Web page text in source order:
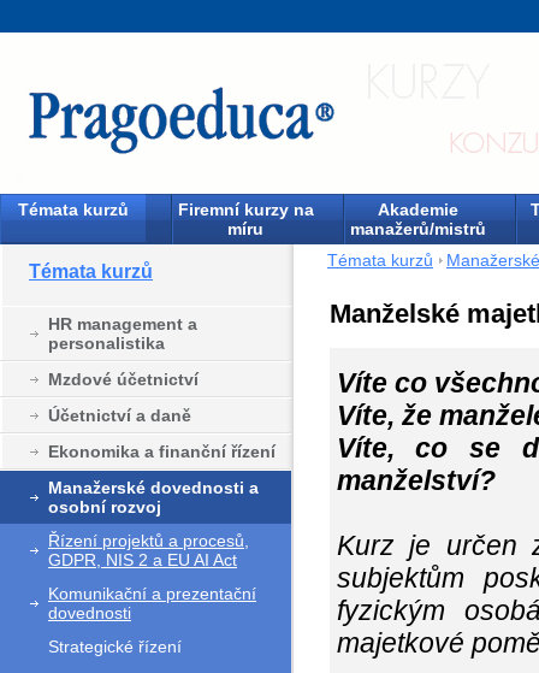
Témata kurzů
Firemní kurzy na
míru
Akademie
manažerů/mistrů
Témata kurzů
HR management a
personalistika
Mzdové účetnictví
Účetnictví a daně
Ekonomika a finanční řízení
Manažerské dovednosti a
osobní rozvoj
Řízení projektů a procesů,
GDPR, NIS 2 a EU AI Act
Komunikační a prezentační
dovednosti
Strategické řízení
Témata kurzů
Manželské
Víte co
Víte, že
Víte, co se
manželství?
Kurz je určen
subjektům
fyzickým
majetkové